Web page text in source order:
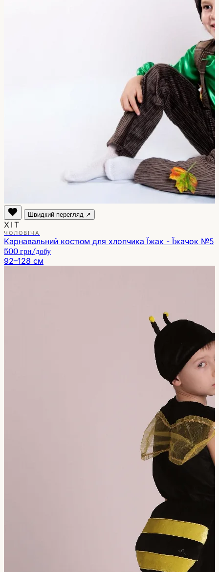
Швидкий перегляд ↗
ХІТ
ЧОЛОВІЧА
Карнавальний костюм для хлопчика Їжак - Їжачок №5
500 грн/добу
92–128 см